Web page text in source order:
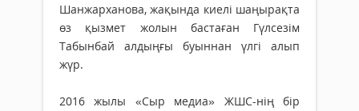
Шанжарханова, жақында киелі шаңырақта
өз қызмет жолын бастаған Гүлсезім
Табынбай алдыңғы буыннан үлгі алып
жүр.
2016 жылы «Сыр медиа» ЖШС-нің бір